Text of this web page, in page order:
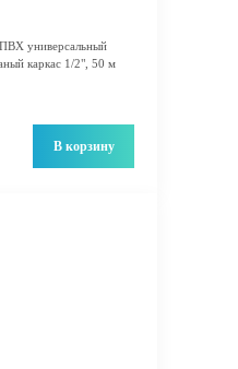
универсальный
каркас 1/2", 50 м
В корзину